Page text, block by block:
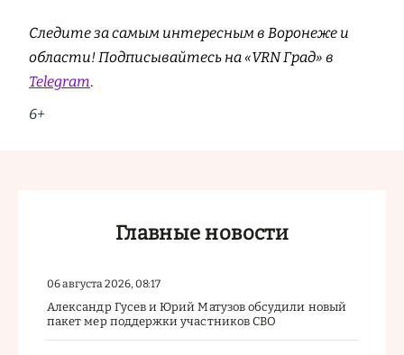
Следите за самым интересным в Воронеже и
области! Подписывайтесь на «VRN Град» в
Telegram.
6+
Главные новости
06 августа 2026, 08:17
Александр Гусев и Юрий Матузов обсудили новый
пакет мер поддержки участников СВО